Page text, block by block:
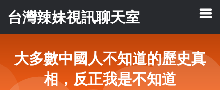
台灣辣妹視訊聊天室
大多數中國人不知道的歷史真
相，反正我是不知道